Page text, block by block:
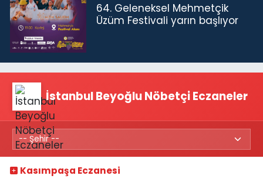
64. Geleneksel Mehmetçik
Üzüm Festivali yarın başlıyor
İstanbul Beyoğlu Nöbetçi Eczaneler
Kasımpaşa Eczanesi